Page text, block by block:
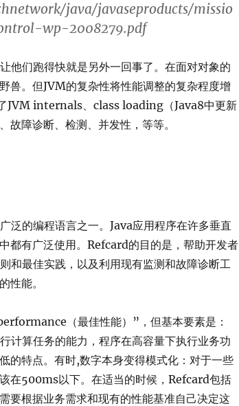
java/javaseproducts/missio
wp-2008279.pdf
他们跑得快就是另外一回事了。在面对对象的
兽。但JVM的复杂性将性能调整的复杂程度增
JVM internals、class loading（Java8中更新
故障诊断、检测、并发性，等等。
泛的编程语言之一。Java应用程序在许多垂直
都有广泛使用。Refcard的目的是，帮助开发者
和最佳实践，以及利用现有监测和故障诊断工
性能。
（最佳性能）”，但基本要素是：
计算任务的能力，程序在高容量下执行业务功
的特点。有时,数字本身变得模式化：对于一些
在500ms以下。在适当的时候，Refcard包括
要根据业务需求和现有的性能基准自己决定这